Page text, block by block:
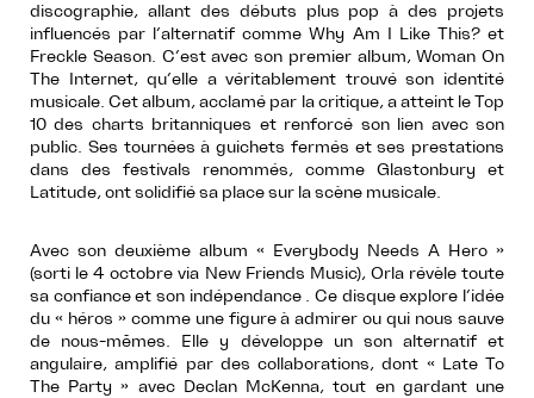
discographie, allant des débuts plus pop à des projets
influencés par l’alternatif comme Why Am I Like This? et
Freckle Season. C’est avec son premier album, Woman On
The Internet, qu’elle a véritablement trouvé son identité
musicale. Cet album, acclamé par la critique, a atteint le Top
10 des charts britanniques et renforcé son lien avec son
public. Ses tournées à guichets fermés et ses prestations
dans des festivals renommés, comme Glastonbury et
Latitude, ont solidifié sa place sur la scène musicale.
Avec son deuxième album « Everybody Needs A Hero »
(sorti le 4 octobre via New Friends Music), Orla révèle toute
sa confiance et son indépendance . Ce disque explore l’idée
du « héros » comme une figure à admirer ou qui nous sauve
de nous-mêmes. Elle y développe un son alternatif et
angulaire, amplifié par des collaborations, dont « Late To
The Party » avec Declan McKenna, tout en gardant une